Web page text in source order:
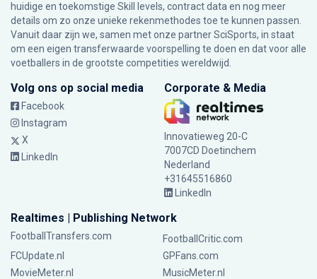
huidige en toekomstige Skill levels, contract data en nog meer
details om zo onze unieke rekenmethodes toe te kunnen passen.
Vanuit daar zijn we, samen met onze partner SciSports, in staat
om een eigen transferwaarde voorspelling te doen en dat voor alle
voetballers in de grootste competities wereldwijd.
Volg ons op social media
Facebook
Instagram
X
LinkedIn
Corporate & Media
Innovatieweg 20-C
7007CD Doetinchem
Nederland
+31645516860
LinkedIn
Realtimes | Publishing Network
FootballTransfers.com
FootballCritic.com
FCUpdate.nl
GPFans.com
MovieMeter.nl
MusicMeter.nl